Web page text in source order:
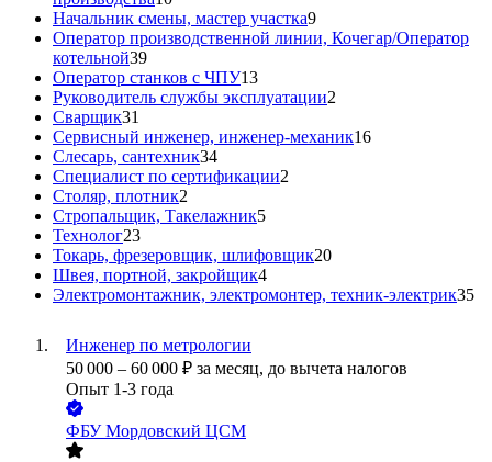
Начальник смены, мастер участка9
Оператор производственной линии, Кочегар/Оператор
котельной39
Оператор станков с ЧПУ13
Руководитель службы эксплуатации2
Сварщик31
Сервисный инженер, инженер-механик16
Слесарь, сантехник34
Специалист по сертификации2
Столяр, плотник2
Стропальщик, Такелажник5
Технолог23
Токарь, фрезеровщик, шлифовщик20
Швея, портной, закройщик4
Электромонтажник, электромонтер, техник-электрик35
Инженер по метрологии
50 000 – 60 000 ₽ за месяц, до вычета налогов
Опыт 1-3 года
ФБУ Мордовский ЦСМ